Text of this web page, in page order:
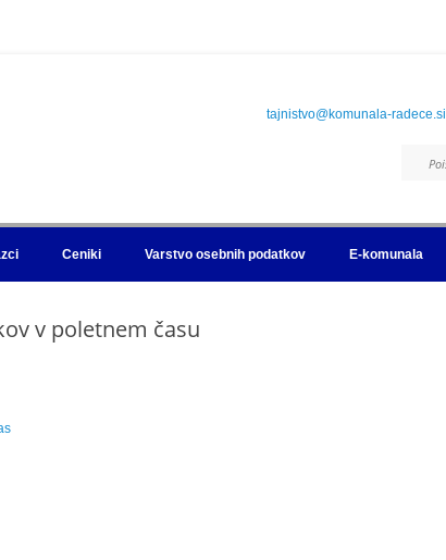
tajnistvo@komunala-radece.si
Ceniki Varstvo osebnih podatkov E-komunala
v poletnem času